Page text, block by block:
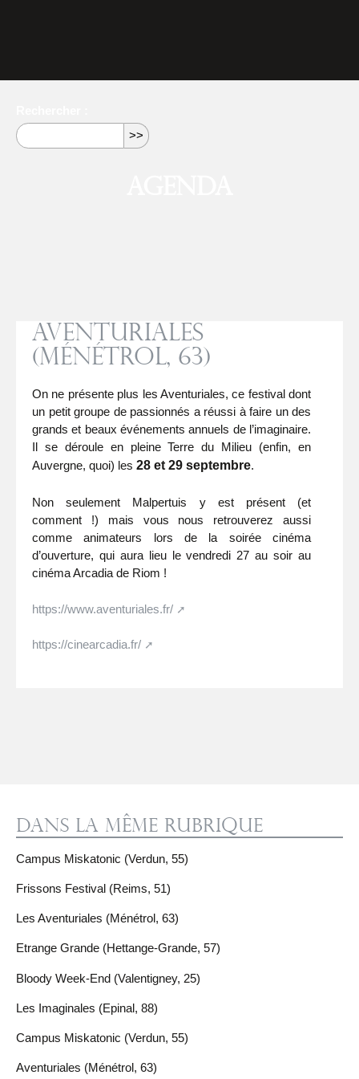
Aventuriales
(Ménétrol, 63)
On ne présente plus les Aventuriales, ce festival dont
un petit groupe de passionnés a réussi à faire un des
grands et beaux événements annuels de l’imaginaire.
Il se déroule en pleine Terre du Milieu (enfin, en
Auvergne, quoi) les 28 et 29 septembre.
Non seulement Malpertuis y est présent (et
comment !) mais vous nous retrouverez aussi
comme animateurs lors de la soirée cinéma
d’ouverture, qui aura lieu le vendredi 27 au soir au
cinéma Arcadia de Riom !
https://www.aventuriales.fr/
https://cinearcadia.fr/
Dans la même rubrique
Campus Miskatonic (Verdun, 55)
Frissons Festival (Reims, 51)
Les Aventuriales (Ménétrol, 63)
Etrange Grande (Hettange-Grande, 57)
Bloody Week-End (Valentigney, 25)
Les Imaginales (Epinal, 88)
Campus Miskatonic (Verdun, 55)
Aventuriales (Ménétrol, 63)